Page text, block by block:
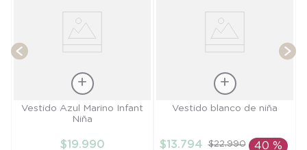
Talla
Vestido Azul Marino Infant
Niña
$19.990
TallaVestido blanco de niña
$13.794 $22.990 40 %